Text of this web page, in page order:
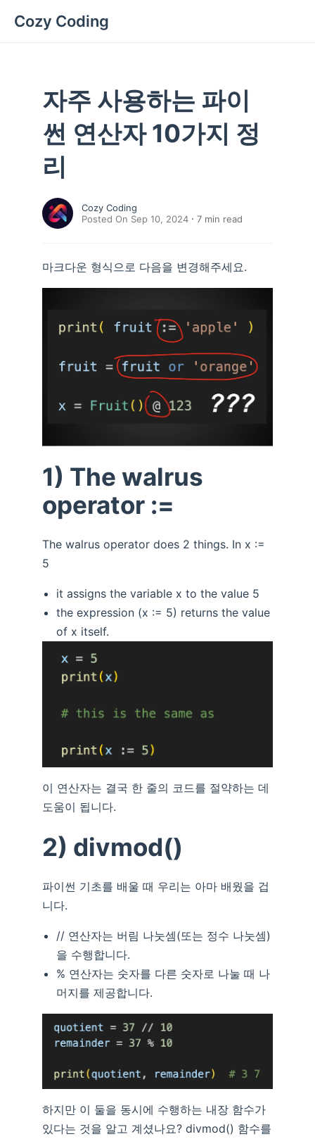
Cozy Coding
자주 사용하는 파이
썬 연산자 10가지 정
리
Cozy Coding
Posted On Sep 10, 2024
7 min read
마크다운 형식으로 다음을 변경해주세요.
1) The walrus
operator :=
The walrus operator does 2 things. In x :=
5
it assigns the variable x to the value 5
the expression (x := 5) returns the value
of x itself.
이 연산자는 결국 한 줄의 코드를 절약하는 데
도움이 됩니다.
2) divmod()
파이썬 기초를 배울 때 우리는 아마 배웠을 겁
니다.
// 연산자는 버림 나눗셈(또는 정수 나눗셈)
을 수행합니다.
% 연산자는 숫자를 다른 숫자로 나눌 때 나
머지를 제공합니다.
하지만 이 둘을 동시에 수행하는 내장 함수가
있다는 것을 알고 계셨나요? divmod() 함수를